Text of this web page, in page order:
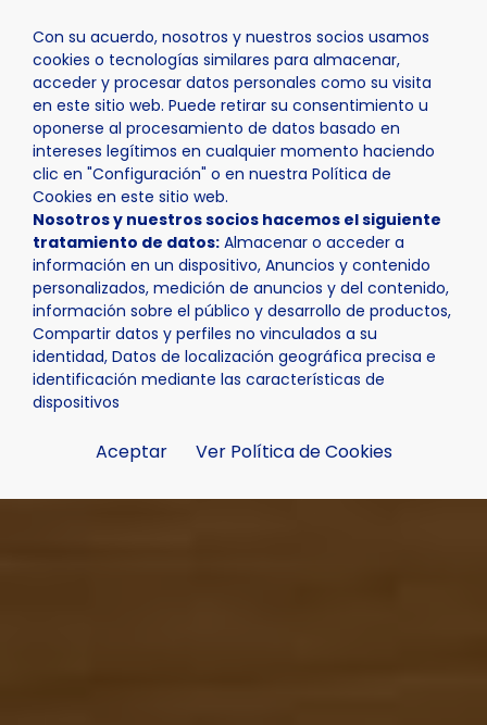
Con su acuerdo, nosotros y nuestros socios usamos
cookies o tecnologías similares para almacenar,
acceder y procesar datos personales como su visita
en este sitio web. Puede retirar su consentimiento u
oponerse al procesamiento de datos basado en
intereses legítimos en cualquier momento haciendo
clic en "Configuración" o en nuestra Política de
Cookies en este sitio web.
Nosotros y nuestros socios hacemos el siguiente
tratamiento de datos: Almacenar o acceder a
información en un dispositivo, Anuncios y contenido
personalizados, medición de anuncios y del contenido,
información sobre el público y desarrollo de productos,
Compartir datos y perfiles no vinculados a su
identidad, Datos de localización geográfica precisa e
identificación mediante las características de
dispositivos
Aceptar Ver Política de Cookies
Inicio Actualidad Noticias Noticia - La Nucía abre